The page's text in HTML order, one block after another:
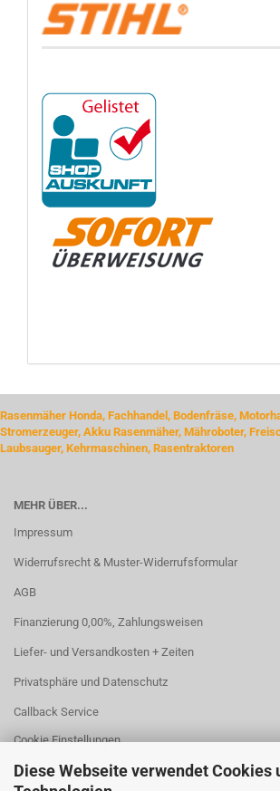
Diese Webseite verwendet Cookies
Rasenmäher Honda, Fachhandel, Bodenfräse,
Stromerzeuger, Akku Rasenmäher, Mähroboter,
Laubsauger, Kehrmaschinen, Rasentraktoren
MEHR ÜBER...
Impressum
Widerrufsrecht & Muster-Widerrufsformular
AGB
Finanzierung 0,00%, Zahlungsweisen
Liefer- und Versandkosten + Zeiten
Privatsphäre und Datenschutz
Callback Service
Cookie Einstellungen